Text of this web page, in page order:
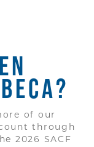
of our
through
2026 SACF